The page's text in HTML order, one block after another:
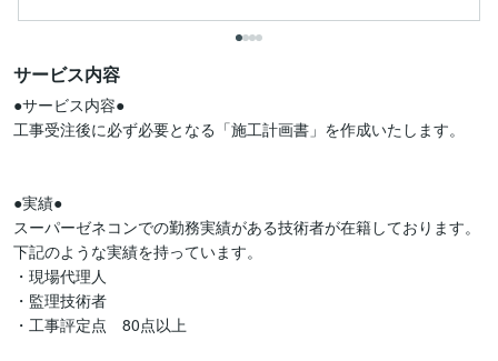
サービス内容
●サービス内容●
工事受注後に必ず必要となる「施工計画書」を作成いたします。
●実績●
スーパーゼネコンでの勤務実績がある技術者が在籍しております。
下記のような実績を持っています。
・現場代理人
・監理技術者
・工事評定点　80点以上